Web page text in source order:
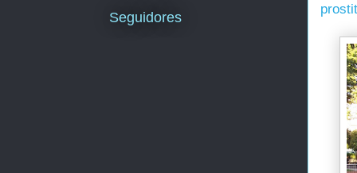
Seguidores